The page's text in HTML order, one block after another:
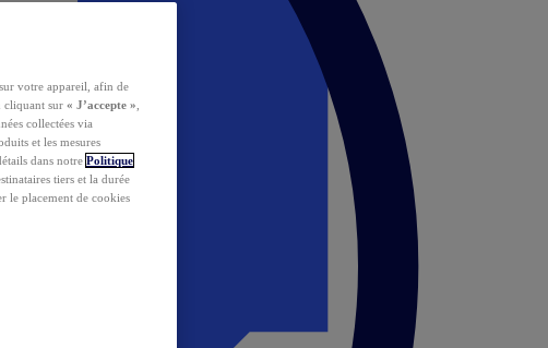
votre appareil, afin de
cliquant sur « J’accepte »
collectées via
et les mesures
dans notre Politique
tiers et la durée
le placement de cookies